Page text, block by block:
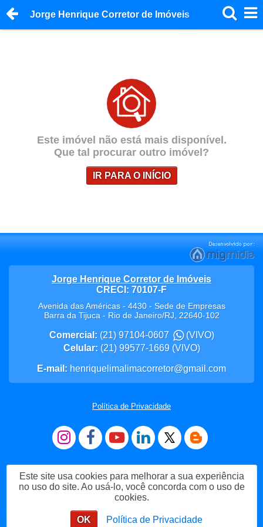
Jorge Henrique Corretor de Imóveis
Este imóvel não está mais disponível.
Que tal procurar outro imóvel?
IR PARA O INÍCIO
Me Chame no WhatsApp
Jorge Henrique Corretor de Imóveis
CRECI: 70107-F
Avenida das Américas - 4430 - Sede de Empresas
Barra da Tijuca- Rio de Janeiro/RJ, 22640-102
Comercial: (21) 97104-0607
(VIVO)
Celular: (21) 99577-1669(VIVO)
E-mail: henriquelimalimacorretor@gmail.com
Política de Privacidade
Este site usa cookies para melhorar a sua experiência
no uso do site. Ao usá-lo, você concorda com o uso de
cookies.
OK Política de Privacidade